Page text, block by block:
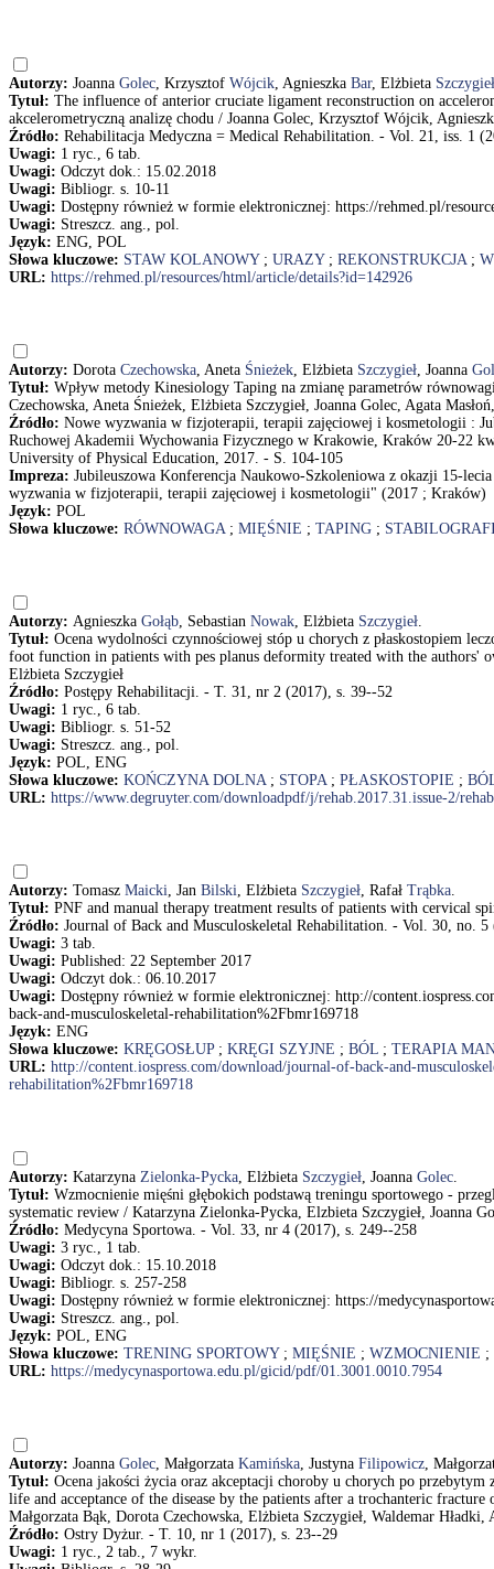
Autorzy: Joanna Golec, Krzysztof Wójcik, Agnieszka Bar, Elżbieta Szczygieł
Tytuł: The influence of anterior cruciate ligament reconstruction on
akcelerometryczną analizę chodu / Joanna Golec, Krzysztof Wójcik,
Źródło: Rehabilitacja Medyczna = Medical Rehabilitation. - Vol. 21, iss. 1
Uwagi: 1 ryc., 6 tab.
Uwagi: Odczyt dok.: 15.02.2018
Uwagi: Bibliogr. s. 10-11
Uwagi: Dostępny również w formie elektronicznej: https://rehmed.pl/
Uwagi: Streszcz. ang., pol.
Język: ENG, POL
Słowa kluczowe: STAW KOLANOWY; URAZY; REKONSTRUKCJA;
URL: https://rehmed.pl/resources/html/article/details?id=142926
Autorzy: Dorota Czechowska, Aneta Śnieżek, Elżbieta Szczygieł, Joanna
Tytuł: Wpływ metody Kinesiology Taping na zmianę parametrów
Czechowska, Aneta Śnieżek, Elżbieta Szczygieł, Joanna Golec, Agata
Źródło: Nowe wyzwania w fizjoterapii, terapii zajęciowej i kosmetologii :
Ruchowej Akademii Wychowania Fizycznego w Krakowie, Kraków 20-22
University of Physical Education, 2017. - S. 104-105
Impreza: Jubileuszowa Konferencja Naukowo-Szkoleniowa z okazji 15-
wyzwania w fizjoterapii, terapii zajęciowej i kosmetologii" (2017 ; Kraków)
Język: POL
Słowa kluczowe: RÓWNOWAGA; MIĘŚNIE ; TAPING ;
Autorzy: Agnieszka Gołąb, Sebastian Nowak, Elżbieta Szczygieł.
Tytuł: Ocena wydolności czynnościowej stóp u chorych z płaskostopiem
foot function in patients with pes planus deformity treated with the authors'
Elżbieta Szczygieł
Źródło: Postępy Rehabilitacji. - T. 31, nr 2 (2017), s. 39--52
Uwagi: 1 ryc., 6 tab.
Uwagi: Bibliogr. s. 51-52
Uwagi: Streszcz. ang., pol.
Język: POL, ENG
Słowa kluczowe: KOŃCZYNA DOLNA; STOPA; PŁASKOSTOPIE ;
URL: https://www.degruyter.com/downloadpdf/j/rehab.2017.31.issue-2/
Autorzy: Tomasz Maicki, Jan Bilski, Elżbieta Szczygieł, Rafał Trąbka.
Tytuł: PNF and manual therapy treatment results of patients with cervical
Źródło: Journal of Back and Musculoskeletal Rehabilitation. - Vol. 30, no. 5
Uwagi: 3 tab.
Uwagi: Published: 22 September 2017
Uwagi: Odczyt dok.: 06.10.2017
Uwagi: Dostępny również w formie elektronicznej: http://
back-and-musculoskeletal-rehabilitation%2Fbmr169718
Język: ENG
Słowa kluczowe: KRĘGOSŁUP; KRĘGI SZYJNE ; BÓL ; TERAPIA
URL: http://content.iospress.com/download/journal-of-back-and-
rehabilitation%2Fbmr169718
Autorzy: Katarzyna Zielonka-Pycka, Elżbieta Szczygieł, Joanna Golec.
Tytuł: Wzmocnienie mięśni głębokich podstawą treningu sportowego -
systematic review / Katarzyna Zielonka-Pycka, Elzbieta Szczygieł, Joanna
Źródło: Medycyna Sportowa. - Vol. 33, nr 4 (2017), s. 249--258
Uwagi: 3 ryc., 1 tab.
Uwagi: Odczyt dok.: 15.10.2018
Uwagi: Bibliogr. s. 257-258
Uwagi: Dostępny również w formie elektronicznej: https://
Uwagi: Streszcz. ang., pol.
Język: POL, ENG
Słowa kluczowe: TRENING SPORTOWY; MIĘŚNIE ; WZMOCNIENIE ;
URL: https://medycynasportowa.edu.pl/gicid/pdf/01.3001.0010.7954
Autorzy: Joanna Golec, Małgorzata Kamińska, Justyna Filipowicz,
Tytuł: Ocena jakości życia oraz akceptacji choroby u chorych po
life and acceptance of the disease by the patients after a trochanteric
Małgorzata Bąk, Dorota Czechowska, Elżbieta Szczygieł, Waldemar Hładki,
Źródło: Ostry Dyżur. - T. 10, nr 1 (2017), s. 23--29
Uwagi: 1 ryc., 2 tab., 7 wykr.